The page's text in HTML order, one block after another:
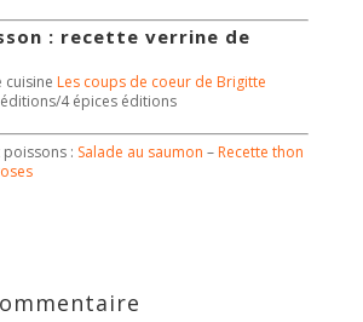
: recette verrine de
cuisine Les coups de coeur de Brigitte
4 épices éditions
: Salade au saumon – Recette thon